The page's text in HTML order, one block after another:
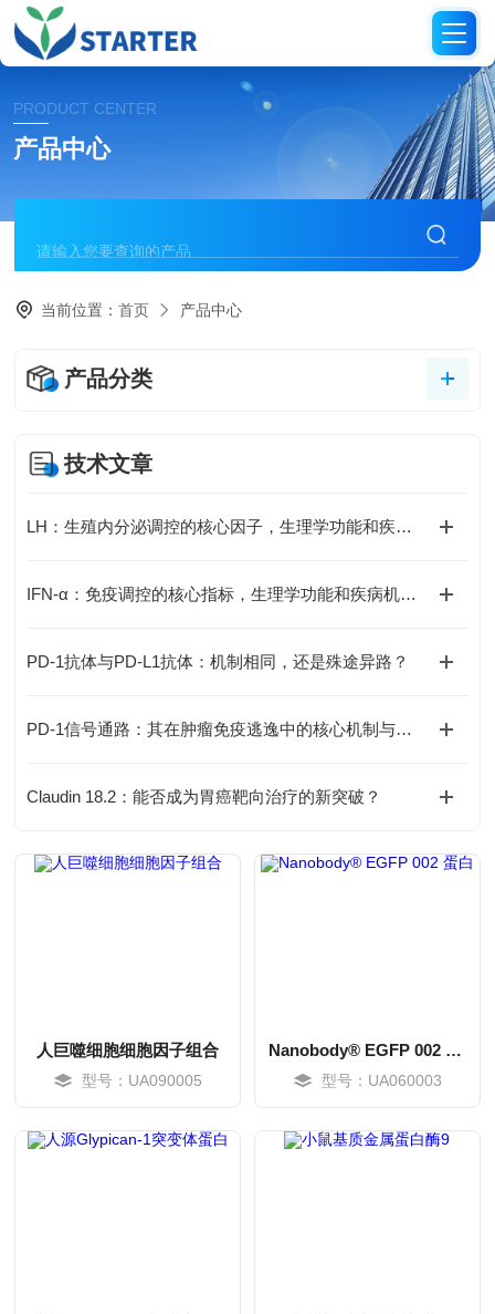
PRODUCT CENTER
产品中心
当前位置：首页 产品中心
产品分类
技术文章
LH：生殖内分泌调控的核心因子，生理学功能和疾病机制全解析
IFN-α：免疫调控的核心指标，生理学功能和疾病机制全解析
PD-1抗体与PD-L1抗体：机制相同，还是殊途异路？
PD-1信号通路：其在肿瘤免疫逃逸中的核心机制与靶向治疗的挑战何在？
Claudin 18.2：能否成为胃癌靶向治疗的新突破？
人巨噬细胞细胞因子组合
型号：UA090005
Nanobody® EGFP 002 蛋白
型号：UA060003